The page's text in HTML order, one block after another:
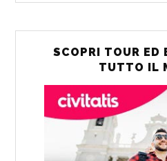
SCOPRI TOUR ED
TUTTO IL